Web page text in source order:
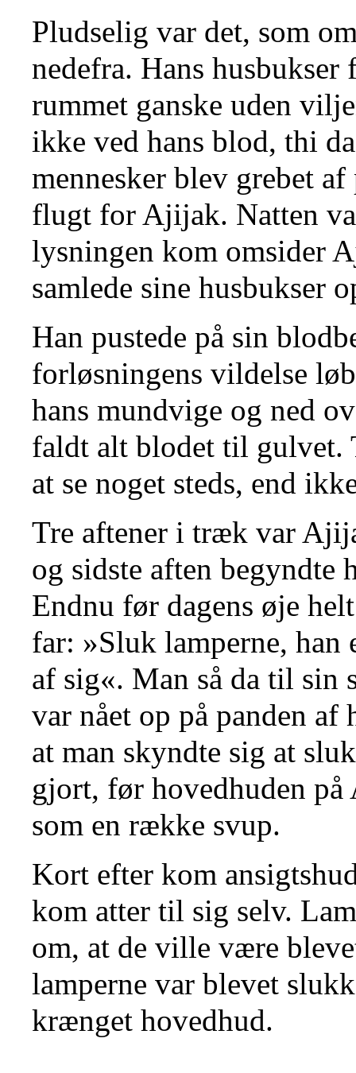
Pludselig var det, som
nedefra. Hans
rummet ganske uden
ikke ved hans blod, thi
mennesker blev grebet
flugt for Ajijak. Natten
lysningen kom omsider
samlede sine husbukser
Han pustede på sin
forløsningens vildelse
hans mundvige og ned
faldt alt blodet til gulvet.
at se noget steds, end
Tre aftener i træk var
og sidste aften begyndte
Endnu før dagens øje
far: »Sluk lamperne, han
af sig«. Man så da til sin
var nået op på panden
at man skyndte sig at
gjort, før hovedhuden
som en række svup.
Kort efter kom
kom atter til sig selv.
om, at de ville være
lamperne var blevet
krænget hovedhud.